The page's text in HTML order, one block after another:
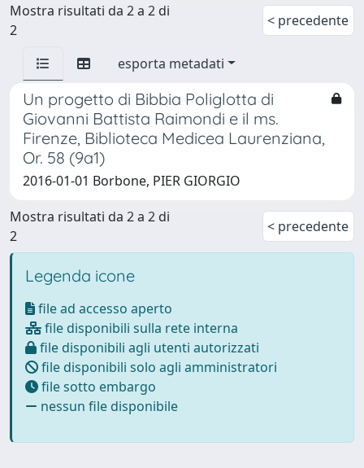
Mostra risultati da 2 a 2 di
2
< precedente
esporta metadati
Un progetto di Bibbia Poliglotta di
Giovanni Battista Raimondi e il ms.
Firenze, Biblioteca Medicea Laurenziana,
Or. 58 (9a1)
2016-01-01 Borbone, PIER GIORGIO
Mostra risultati da 2 a 2 di
2
< precedente
Legenda icone
file ad accesso aperto
file disponibili sulla rete interna
file disponibili agli utenti autorizzati
file disponibili solo agli amministratori
file sotto embargo
nessun file disponibile